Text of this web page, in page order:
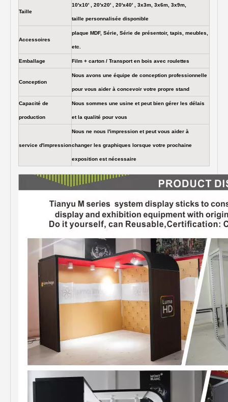
Taille
10'x10' , 20'x20' , 20'x40' , 3x3m, 3x6m, 3x9m,
taille personnalisée disponible
Accessoires
plaque MDF, Série, Série de présentoir, tapis, meubles,
etc.
Emballage Film + carton / Transport en bois avec roulettes
Conception
Nous avons une équipe de conception professionnelle
pour vous aider à concevoir votre propre stand
Capacité de
production
Nous sommes une usine et peut bien gérer les délais
et la qualité pour vous
service d'impression
Nous ne nous l'impression et peut vous aider à
changer les graphiques lorsque votre prochaine
exposition est nécessaire